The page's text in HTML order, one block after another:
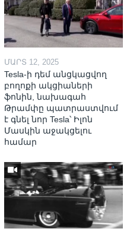
ՄԱՐՏ 12, 2025
Tesla-ի դեմ անցկացվող
բողոքի ակցիաների
ֆոնին, նախագահ
Թրամփը պատրաստվում
է գնել նոր Tesla՝ Իլոն
Մասկին աջակցելու
համար